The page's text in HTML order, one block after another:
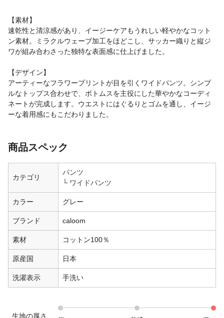
【素材】
速乾性と清涼感があり、イージーケアもうれしい軽やかなコット
ン素材。ミラクルウェーブ加工をほどこし、サッカー織りと縦ジ
ワが組み合わさった独特な表面感に仕上げました。
【デザイン】
アーティーなフラワープリントが目を引くワイドパンツ。シンプ
ルなトップス合わせで、ボトムスを主役にした華やかなコーディ
ネートが完成します。ウエストにはぐるりとゴムを通し、イージ
ーな着用感にもこだわりました。
商品スペック
カテゴリ
パンツ
ワイドパンツ
カラー グレー
ブランド caloom
素材 コットン100％
原産国 日本
洗濯表示 手洗い
生地の厚さ